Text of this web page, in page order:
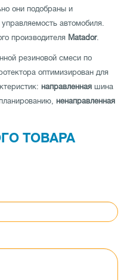
они подобраны и
автомобиля.
производителя Matador.
резиновой смеси по
оптимизирован для
направленная шина
ненаправленная
показатели устойчивости
и на сухой дороге.
а также
Hectorra 3 225/50 R17 98V XL
ТОВАРА